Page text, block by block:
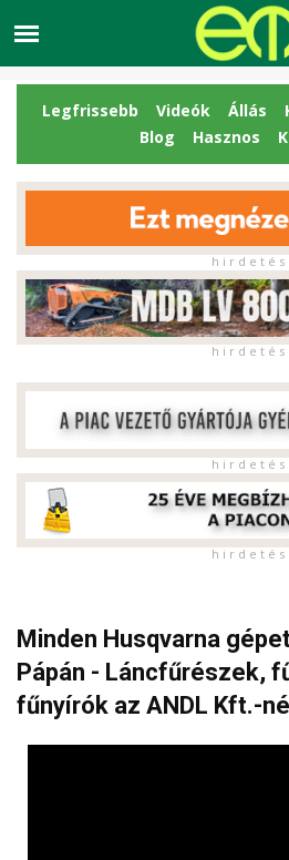
Legfrissebb Videók Állás
Blog
Hasznos
h i r d e t é s
h i r d e t é s
h i r d e t é s
h i r d e t é s
Minden Husqvarna
Pápán - Láncfűrészek,
fűnyírók az ANDL Kft.-nél